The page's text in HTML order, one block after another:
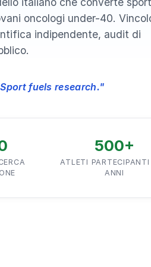
oncologi under-40.
indipendente, audit di
fuels research."
500+
ATLETI
ANNI